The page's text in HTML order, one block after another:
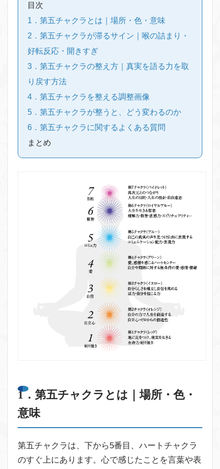
目次
1．第五チャクラとは｜場所・色・意味
2．第五チャクラが滞るサイン｜喉の詰まり・
好転反応・開きすぎ
3．第五チャクラの整え方｜真実を語る力を取
り戻す方法
4．第五チャクラを整える調整画像
5．第五チャクラが整うと、どう変わるのか
6．第五チャクラに関するよくある質問
まとめ
1．第五チャクラとは｜場所・色・
意味
第五チャクラは、下から5番目、ハートチャクラ
のすぐ上にあります。心で感じたことを言葉や表